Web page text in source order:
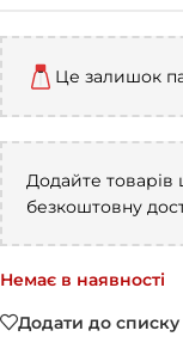
Це залишок
Додайте товарів
безкоштовну
Немає в наявності
Додати до